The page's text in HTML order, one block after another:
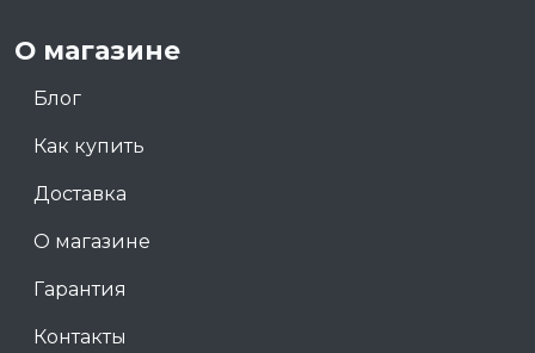
О магазине
Блог
Как купить
Доставка
О магазине
Гарантия
Контакты